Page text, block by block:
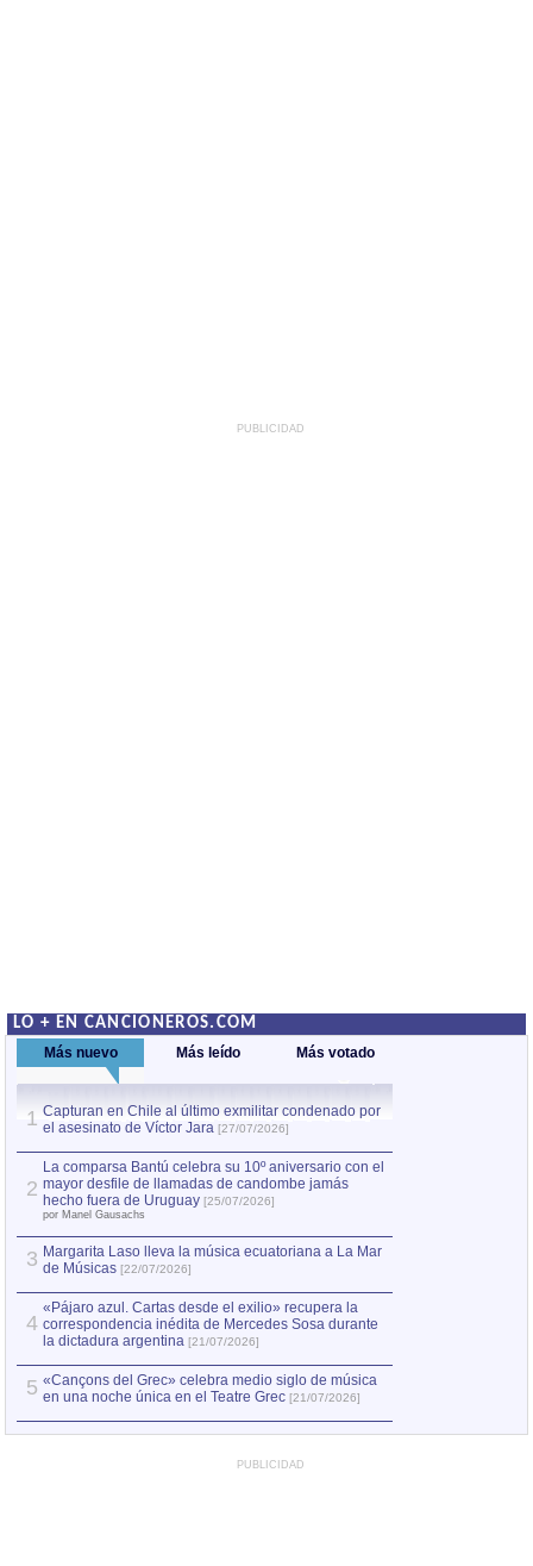
PUBLICIDAD
LO + EN CANCIONEROS.COM
Más nuevo Más leído Más votado
1 Capturan en Chile al último exmilitar condenado por
el asesinato de Víctor Jara [27/07/2026]
2
La comparsa Bantú celebra su 10º aniversario con el
mayor desfile de llamadas de candombe jamás
hecho fuera de Uruguay [25/07/2026]
por Manel Gausachs
3 Margarita Laso lleva la música ecuatoriana a La Mar
de Músicas [22/07/2026]
4
«Pájaro azul. Cartas desde el exilio» recupera la
correspondencia inédita de Mercedes Sosa durante
la dictadura argentina [21/07/2026]
5 «Cançons del Grec» celebra medio siglo de música
en una noche única en el Teatre Grec [21/07/2026]
PUBLICIDAD